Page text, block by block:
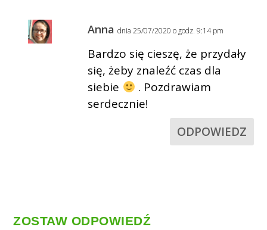
Anna dnia 25/07/2020 o godz. 9:14 pm
Bardzo się cieszę, że przydały
się, żeby znaleźć czas dla
siebie
. Pozdrawiam
serdecznie!
ODPOWIEDZ
ZOSTAW ODPOWIEDŹ